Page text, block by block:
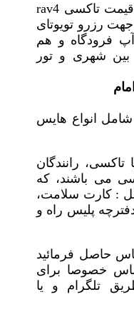
: قیمت تاکسی rav4
جهت رزرو تویوتای
آپ فرودگاه و هم
شهری و تور
انواع هایس
تاکسی، رانندگان
می باشند، که
: کارت سلامت،
پلیس راه و
حاصل فرمائید
خصوصا برای
تلگرام و یا